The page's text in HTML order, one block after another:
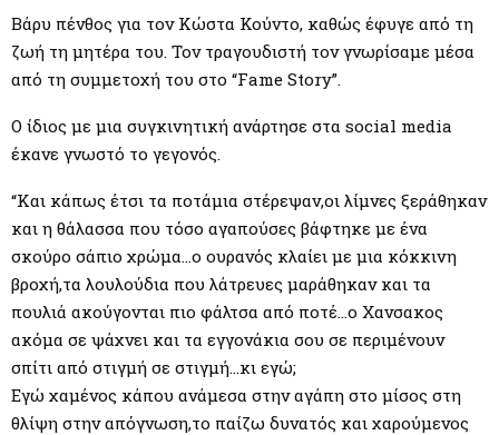
E
N
Βάρυ πένθος για τον Κώστα Κούντο, καθώς έφυγε από τη
ζωή τη μητέρα του. Τον τραγουδιστή τον γνωρίσαμε μέσα
από τη συμμετοχή του στο “Fame Story”.
Ο ίδιος με μια συγκινητική ανάρτησε στα social media
έκανε γνωστό το γεγονός.
“Και κάπως έτσι τα ποτάμια στέρεψαν,οι λίμνες ξεράθηκαν
και η θάλασσα που τόσο αγαπούσες βάφτηκε με ένα
σκούρο σάπιο χρώμα…ο ουρανός κλαίει με μια κόκκινη
βροχή,τα λουλούδια που λάτρευες μαράθηκαν και τα
πουλιά ακούγονται πιο φάλτσα από ποτέ…ο Χανσακος
ακόμα σε ψάχνει και τα εγγονάκια σου σε περιμένουν
σπίτι από στιγμή σε στιγμή…κι εγώ;
Εγώ χαμένος κάπου ανάμεσα στην αγάπη στο μίσος στη
θλίψη στην απόγνωση,το παίζω δυνατός και χαρούμενος